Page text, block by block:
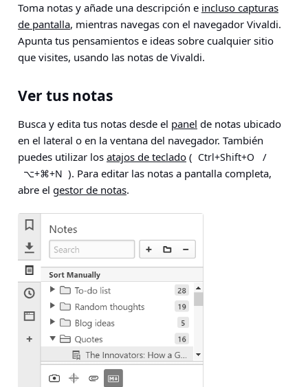
Toma notas y añade una descripción e incluso capturas
de pantalla, mientras navegas con el navegador Vivaldi.
Apunta tus pensamientos e ideas sobre cualquier sitio
que visites, usando las notas de Vivaldi.
Ver tus notas
Busca y edita tus notas desde el panel de notas ubicado
en el lateral o en la ventana del navegador. También
puedes utilizar los atajos de teclado ( Ctrl+Shift+O /
⌥+⌘+N ). Para editar las notas a pantalla completa,
abre el gestor de notas.